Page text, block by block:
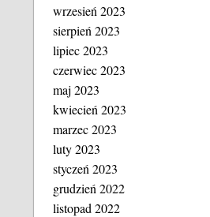
wrzesień 2023
sierpień 2023
lipiec 2023
czerwiec 2023
maj 2023
kwiecień 2023
marzec 2023
luty 2023
styczeń 2023
grudzień 2022
listopad 2022